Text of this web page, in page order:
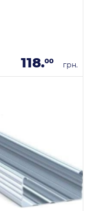
118.00 грн.